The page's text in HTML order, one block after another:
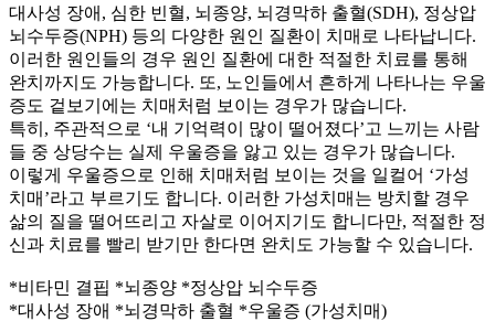
대사성 장애, 심한 빈혈, 뇌종양, 뇌경막하 출혈(SDH), 정상압
뇌수두증(NPH) 등의 다양한 원인 질환이 치매로 나타납니다.
이러한 원인들의 경우 원인 질환에 대한 적절한 치료를 통해
완치까지도 가능합니다. 또, 노인들에서 흔하게 나타나는 우울
증도 겉보기에는 치매처럼 보이는 경우가 많습니다.
특히, 주관적으로 ‘내 기억력이 많이 떨어졌다’고 느끼는 사람
들 중 상당수는 실제 우울증을 앓고 있는 경우가 많습니다.
이렇게 우울증으로 인해 치매처럼 보이는 것을 일컬어 ‘가성
치매’라고 부르기도 합니다. 이러한 가성치매는 방치할 경우
삶의 질을 떨어뜨리고 자살로 이어지기도 합니다만, 적절한 정
신과 치료를 빨리 받기만 한다면 완치도 가능할 수 있습니다.
*비타민 결핍 *뇌종양 *정상압 뇌수두증
*대사성 장애 *뇌경막하 출혈 *우울증 (가성치매)